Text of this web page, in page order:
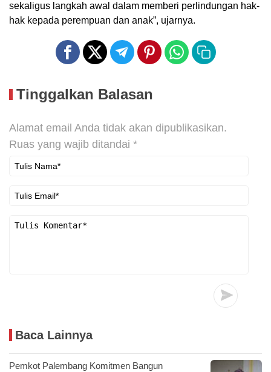
sekaligus langkah awal dalam memberi perlindungan hak-
hak kepada perempuan dan anak”, ujarnya.
Tinggalkan Balasan
Alamat email Anda tidak akan dipublikasikan.
Ruas yang wajib ditandai *
Baca Lainnya
Pemkot Palembang Komitmen Bangun